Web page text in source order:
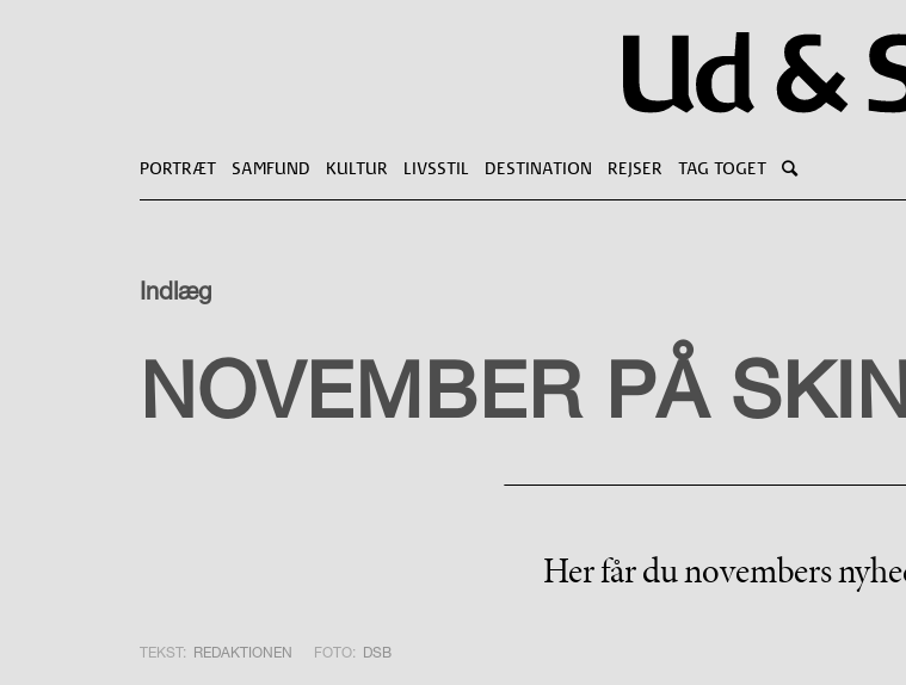
PORTRÆT SAMFUND KULTUR LIVSSTIL DESTINATION REJSER TAG TOGET
Indlæg
TAG TOGET
NOVEMBER PÅ
Her får du novembers
TEKST: REDAKTIONEN FOTO: DSB